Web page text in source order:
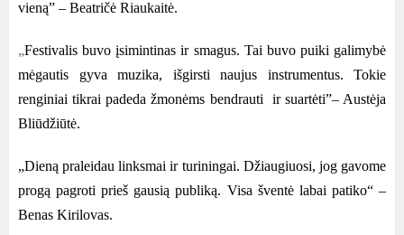
vieną” – Beatričė Riaukaitė.
„Festivalis buvo įsimintinas ir smagus. Tai buvo puiki galimybė
mėgautis gyva muzika, išgirsti naujus instrumentus. Tokie
renginiai tikrai padeda žmonėms bendrauti ir suartėti”– Austėja
Bliūdžiūtė.
„Dieną praleidau linksmai ir turiningai. Džiaugiuosi, jog gavome
progą pagroti prieš gausią publiką. Visa šventė labai patiko“ –
Benas Kirilovas.